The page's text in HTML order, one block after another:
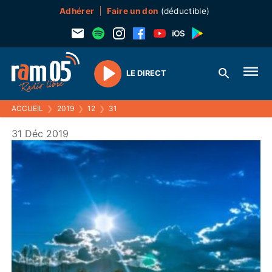
Adhérer Faire un don (déductible)
Play
LE DIRECT
ACCUEIL ❯ 2019 ❯ 12 ❯ 31
31 Déc 2019